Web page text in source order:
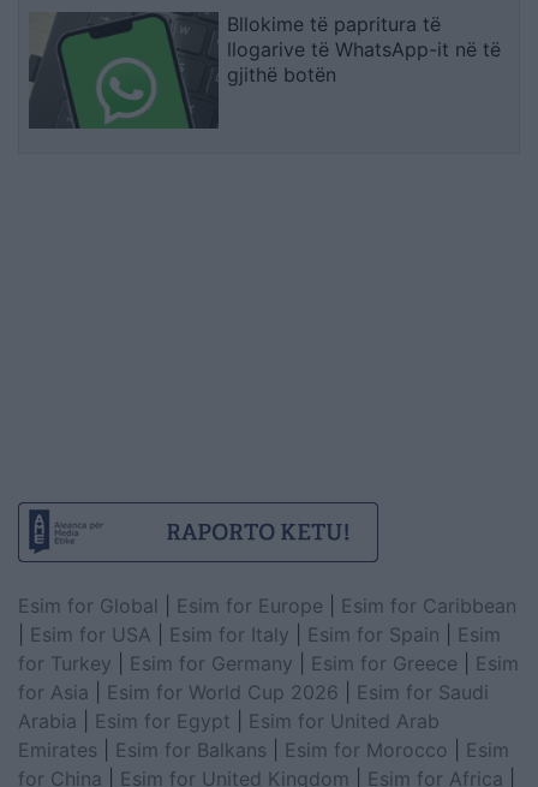
Bllokime të papritura të
llogarive të WhatsApp-it në të
gjithë botën
Esim for Global Esim for Europe
Esim for Caribbean
Esim for USA Esim for Italy Esim for Spain
Esim
for Turkey
Esim for Germany Esim for Greece
Esim
for Asia
Esim for World Cup 2026
Esim for Saudi
Arabia
Esim for Egypt
Esim for United Arab
Emirates
Esim for Balkans Esim for Morocco
Esim
for China
Esim for United Kingdom Esim for Africa